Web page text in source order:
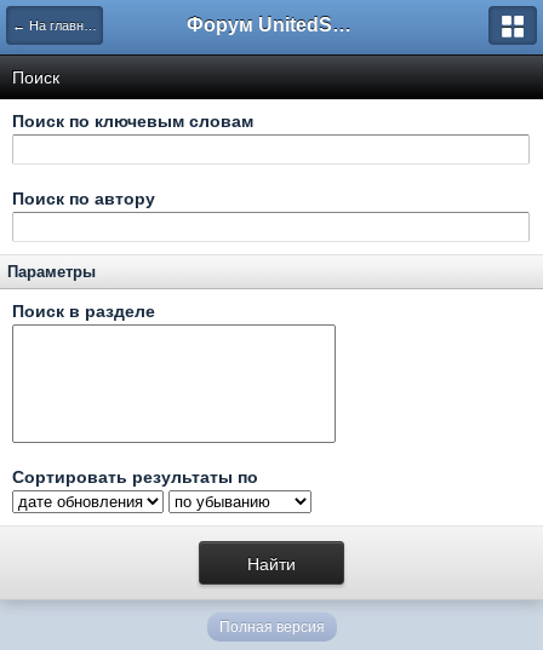
← На главную Форум UnitedSouth
Поиск
Поиск по ключевым словам
Поиск по автору
Параметры
Поиск в разделе
Сортировать результаты по
Полная версия